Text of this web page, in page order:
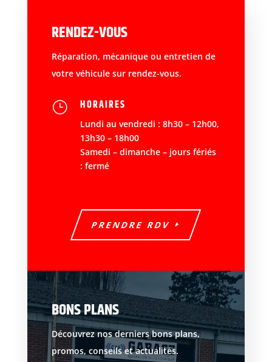
RENDEZ-VOUS
Réparation, mécanique ou entretien de
votre véhicule sur rendez-vous.
} HORAIRES
Lundi au vendredi : 8h30 – 12h00,
13h30 – 18h00
Samedi – dimanche – jours fériés
: fermé
PRENDRE RDV
BONS PLANS
Découvrez nos derniers bons plans,
promos, conseils et actualités.